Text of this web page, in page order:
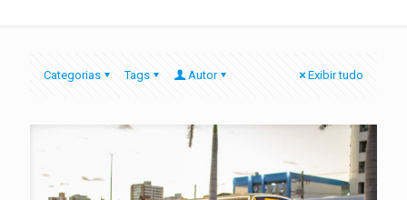
Categorias Tags Autor Exibir tudo